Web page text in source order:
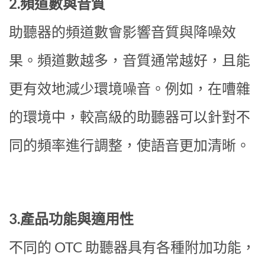
2.頻道數與音質
助聽器的頻道數會影響音質與降噪效
果。頻道數越多，音質通常越好，且能
更有效地減少環境噪音。例如，在嘈雜
的環境中，較高級的助聽器可以針對不
同的頻率進行調整，使語音更加清晰。
3.產品功能與適用性
不同的 OTC 助聽器具有各種附加功能，